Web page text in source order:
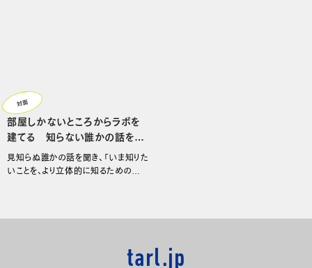
部屋しかないところからラボを
建てる 知らない誰かの話を聞
きに行く、チームで思考する
見知らぬ誰かの話を聞き、「いま知りた
いことを、より立体的に知るための技
対面
tarl.jp